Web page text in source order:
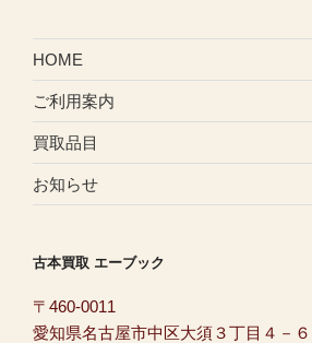
HOME
ご利用案内
買取品目
お知らせ
古本買取 エーブック
〒460-0011
愛知県名古屋市中区大須３丁目４－６